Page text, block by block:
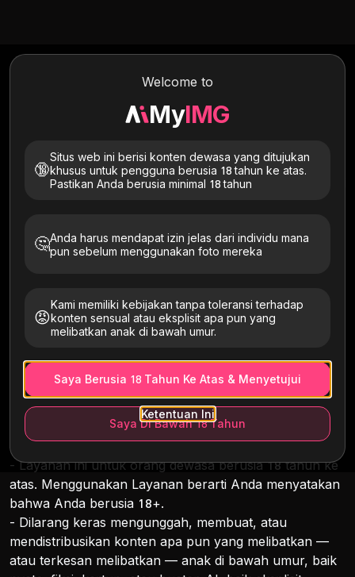
Welcome to
MyIMG
🔞
Situs web ini berisi konten dewasa yang ditujukan
khusus untuk pengguna berusia 18 tahun ke atas.
Pastikan Anda berusia minimal 18 tahun
🤔Anda harus mendapat izin jelas dari individu mana
pun sebelum menggunakan foto mereka
😡
Kami memiliki kebijakan tanpa toleransi terhadap
konten sensual atau eksplisit apa pun yang
melibatkan anak di bawah umur.
Saya Berusia 18 Tahun Ke Atas & Menyetujui
Ketentuan Ini
Saya Di Bawah 18 Tahun
untuk MyIMG AI
Operator: TecDeon Limited · Kontak:support@myimg.ai
Last Updated: July 3, 2026
Kebijakan Konten ini adalah bagian dari perjanjian Anda
dengan MyIMG dan berlaku bersamaan dengan
Ketentuan Penggunaan dan Kebijakan Privasi. Semua
2. Usia (Aturan Absolut)
- Layanan ini untuk orang dewasa berusia 18 tahun ke
atas. Menggunakan Layanan berarti Anda menyatakan
bahwa Anda berusia 18+.
- Dilarang keras mengunggah, membuat, atau
mendistribusikan konten apa pun yang melibatkan —
atau terkesan melibatkan — anak di bawah umur, baik